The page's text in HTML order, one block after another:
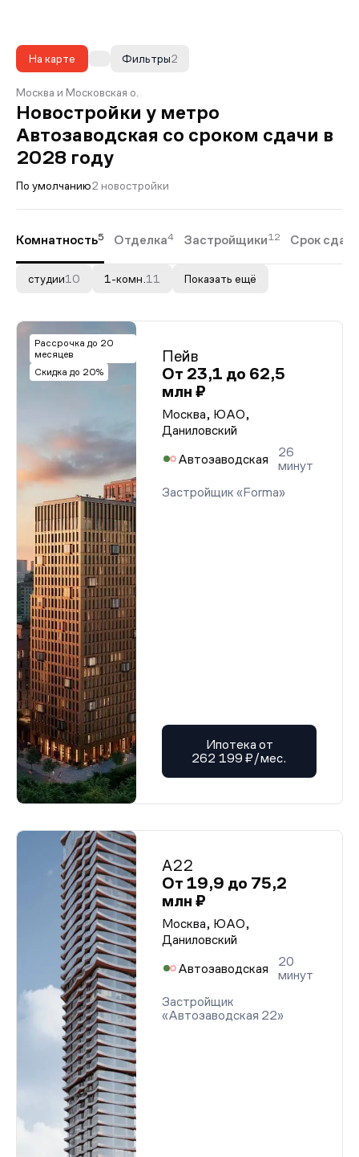
На карте 2
Фильтры
Москва и Московская о.
Новостройки у метро
Автозаводская со сроком сдачи в
2028 году
По умолчанию2 новостройки
Комнатность5 Отделка4 Застройщики12 Срок
студии10 1-комн. 11 Показать ещё
Рассрочка до 20
месяцев
Скидка до 20%
Пейв
От 23,1 до 62,5
млн ₽
Москва, ЮАО,
Даниловский
Автозаводская
26
минут
Застройщик «Forma»
Ипотека от
262 199 ₽/мес.
А22
От 19,9 до 75,2
млн ₽
Москва, ЮАО,
Даниловский
Автозаводская
20
минут
Застройщик
«Автозаводская 22»